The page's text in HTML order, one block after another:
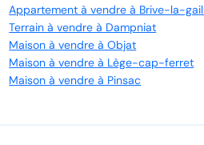
Appartement à vendre à Brive-la-
Terrain à vendre à Dampniat
Maison à vendre à Objat
Maison à vendre à Lège-cap-ferret
Maison à vendre à Pinsac